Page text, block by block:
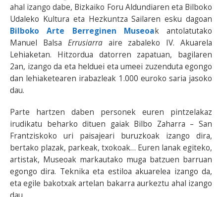
ahal izango dabe, Bizkaiko Foru Aldundiaren eta Bilboko
Udaleko Kultura eta Hezkuntza Sailaren esku dagoan
Bilboko Arte Berreginen Museoak antolatutako
Manuel Balsa Errusiarraaire zabaleko IV. Akuarela
Lehiaketan. Hitzordua datorren zapatuan, bagilaren
2an, izango da eta helduei eta umeei zuzenduta egongo
dan lehiaketearen irabazleak 1.000 euroko saria jasoko
dau.
Parte hartzen daben personek euren pintzelakaz
irudikatu beharko dituen gaiak Bilbo Zaharra – San
Frantziskoko uri paisajeari buruzkoak izango dira,
bertako plazak, parkeak, txokoak… Euren lanak egiteko,
artistak, Museoak markautako muga batzuen barruan
egongo dira. Teknika eta estiloa akuarelea izango da,
eta egile bakotxak artelan bakarra aurkeztu ahal izango